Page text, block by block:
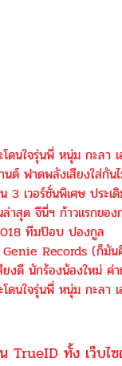
ดนใจรุ่นพี่ หนุ่ม กะลา
นต์ ฟาดพลังเสียงใส่กั
3 เวอร์ชั่นพิเศษ ประ
าสุด จีนี่ฯ ก้าวแรกของ
ทีมป๊อบ ปองกูล
Records (ก็มัน
งดี นักร้องน้องใหม่
ดนใจรุ่นพี่ หนุ่ม กะลา
TrueID ทั้ง เว็บไ